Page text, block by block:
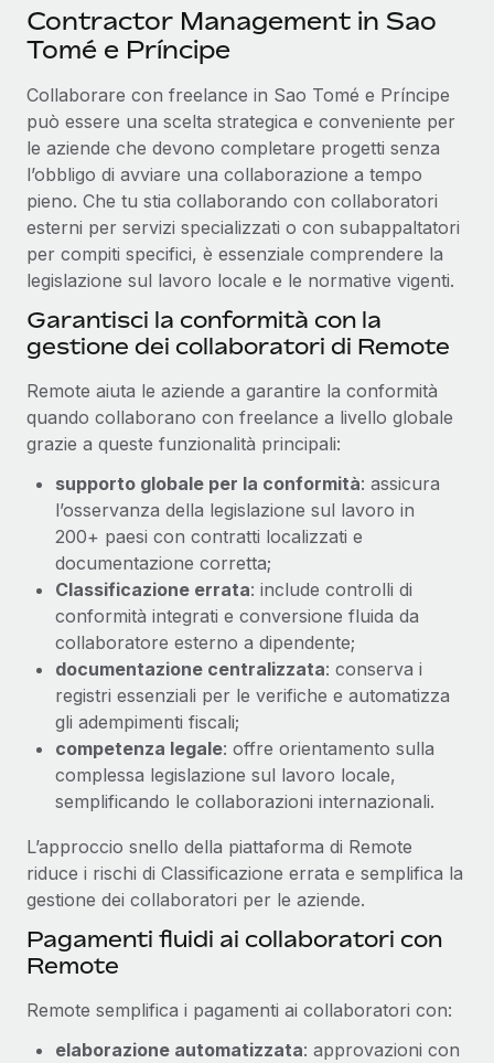
Contractor Management in Sao
Tomé e Príncipe
Collaborare con freelance in Sao Tomé e Príncipe
può essere una scelta strategica e conveniente per
le aziende che devono completare progetti senza
l’obbligo di avviare una collaborazione a tempo
pieno. Che tu stia collaborando con collaboratori
esterni per servizi specializzati o con subappaltatori
per compiti specifici, è essenziale comprendere la
legislazione sul lavoro locale e le normative vigenti.
Garantisci la conformità con la
gestione dei collaboratori di Remote
Remote aiuta le aziende a garantire la conformità
quando collaborano con freelance a livello globale
grazie a queste funzionalità principali:
supporto globale per la conformità: assicura
l’osservanza della legislazione sul lavoro in
200+ paesi con contratti localizzati e
documentazione corretta;
Classificazione errata: include controlli di
conformità integrati e conversione fluida da
collaboratore esterno a dipendente;
documentazione centralizzata: conserva i
registri essenziali per le verifiche e automatizza
gli adempimenti fiscali;
competenza legale: offre orientamento sulla
complessa legislazione sul lavoro locale,
semplificando le collaborazioni internazionali.
L’approccio snello della piattaforma di Remote
riduce i rischi di Classificazione errata e semplifica la
gestione dei collaboratori per le aziende.
Pagamenti fluidi ai collaboratori con
Remote
Remote semplifica i pagamenti ai collaboratori con:
elaborazione automatizzata: approvazioni con